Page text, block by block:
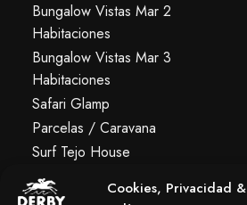
Cookies, Privacidad &
Bungalow Vistas Mar 2
Habitaciones
Bungalow Vistas Mar 3
Habitaciones
Safari Glamp
Parcelas / Caravana
Surf Tejo House
Albergue Premium